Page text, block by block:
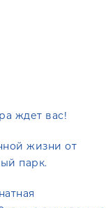
ждет вас!
жизни от
парк.